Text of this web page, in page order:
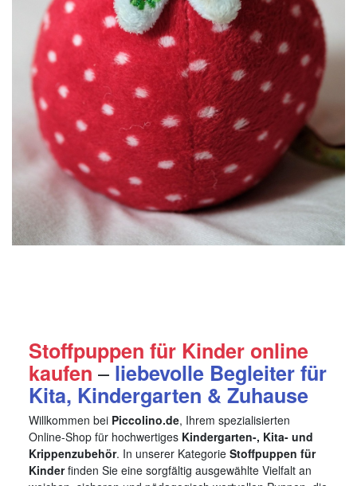
Stoffpuppen für Kinder online
kaufen –liebevolle Begleiter für
Kita, Kindergarten & Zuhause
Willkommen bei Piccolino.de, Ihrem spezialisierten
Online-Shop für hochwertiges Kindergarten-, Kita- und
Krippenzubehör. In unserer Kategorie Stoffpuppen für
Kinderfinden Sie eine sorgfältig ausgewählte Vielfalt an